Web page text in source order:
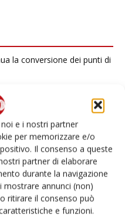
e i nostri partner
per memorizzare e/o
Il consenso a queste
partner di elaborare
durante la navigazione
annunci (non)
ritirare il consenso può
e funzioni.
la conversione dei punti di
tra localismo e
e può rivoluzionare la
in Italia al 27 luglio